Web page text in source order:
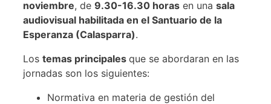
noviembre, de 9.30-16.30 horas en una sala
audiovisual habilitada en el Santuario de la
Esperanza (Calasparra).
Los temas principales que se abordaran en las
jornadas son los siguientes:
Normativa en materia de gestión del